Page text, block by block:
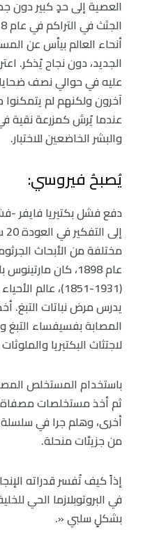
العصية إلى حدٍ كبير دون
أنحاء العالم بيأس عن
الجديد، دون نجاح يُذكر.
عليه في حوالي نصف
آخرون ولكنهم لم يتمكنوا
عندما يُرش كمزرعة نقية
والبشر الخاضعين للاختبار.
يُصبحُ فيروسي:
دفع فشل بكتيريا فايفر -
مختلفة من الأبحاث
(1851-1931)،
يدرس مرض نباتات التبغ.
المصابة بفسيفساء
لاجتثاث البكتيريا
باستخدام المستخلص
ثم أخذ مستخلصات مصفاة
أخرى، وهلم جرا في
من جزيئات منحلة.
إذاً كيف تُفسر قدراته
في البروتوبلازما الحي
بشكلٍ سلبي «.